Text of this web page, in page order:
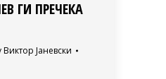
ГИ ПРЕЧЕКА
Виктор Јаневски